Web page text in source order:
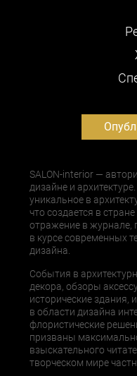
SALON-interior —
дизайне и
уникальное в
что создается в
отражение в журнале,
в курсе современных
дизайна.
События в
декора, обзоры
исторические
в области дизайна
флористические
призваны
взыскательного
творческом мире